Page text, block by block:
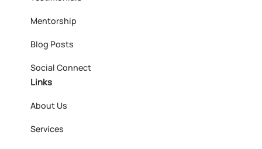
Mentorship
Blog Posts
Social Connect
Links
About Us
Services